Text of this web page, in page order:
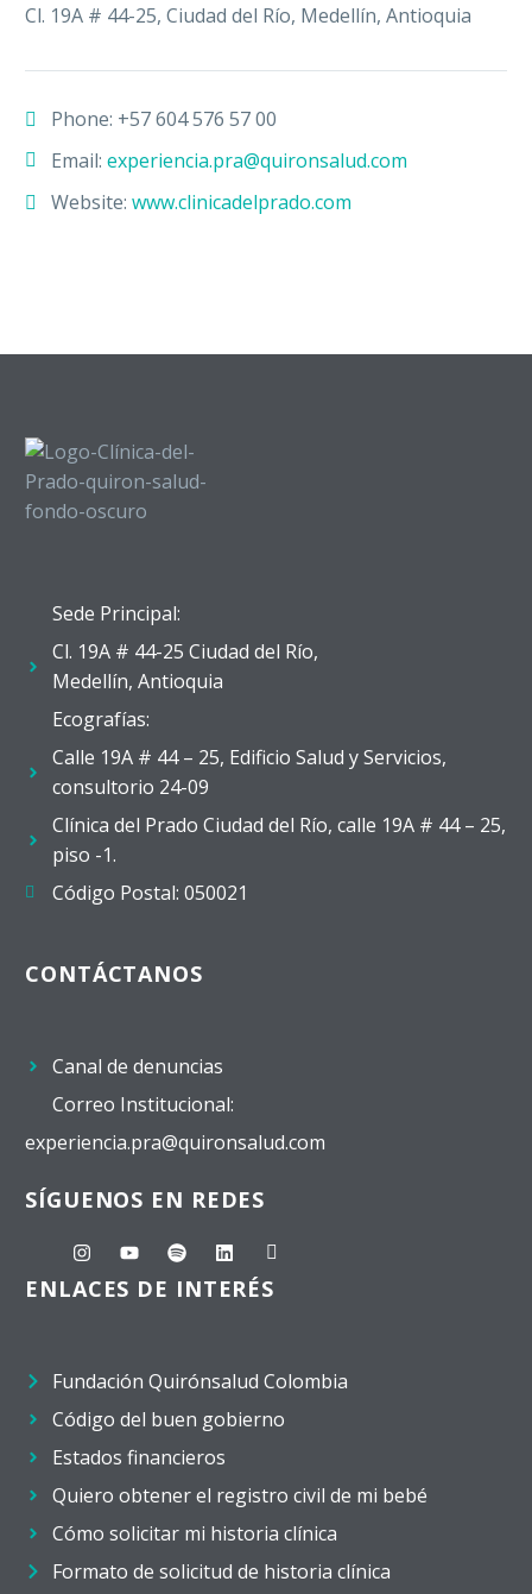
Cl. 19A # 44-25, Ciudad del Río, Medellín, Antioquia
Phone: +57 604 576 57 00
Email: experiencia.pra@quironsalud.com
Website: www.clinicadelprado.com
Sede Principal:
Cl. 19A # 44-25 Ciudad del Río,
Medellín, Antioquia
Ecografías:
Calle 19A # 44 – 25, Edificio Salud y Servicios,
consultorio 24-09
Clínica del Prado Ciudad del Río, calle 19A # 44 – 25,
piso -1.
Código Postal: 050021
CONTÁCTANOS
Canal de denuncias
Correo Institucional:
experiencia.pra@quironsalud.com
SÍGUENOS EN REDES
ENLACES DE INTERÉS
Fundación Quirónsalud Colombia
Código del buen gobierno
Estados financieros
Quiero obtener el registro civil de mi bebé
Cómo solicitar mi historia clínica
Formato de solicitud de historia clínica